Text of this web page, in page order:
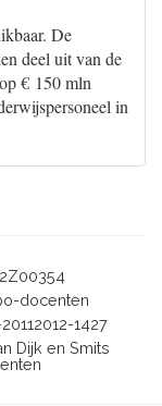
De
deel uit van de
€ 150 mln
in
docenten
1427
Dijk en Smits